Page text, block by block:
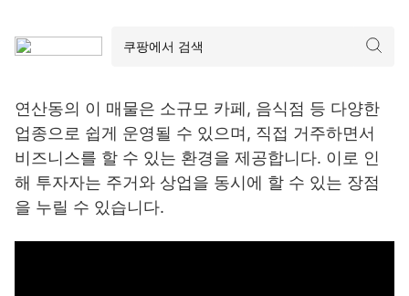
연산동의 이 매물은 소규모 카페, 음식점 등 다양한
업종으로 쉽게 운영될 수 있으며, 직접 거주하면서
비즈니스를 할 수 있는 환경을 제공합니다. 이로 인
해 투자자는 주거와 상업을 동시에 할 수 있는 장점
을 누릴 수 있습니다.